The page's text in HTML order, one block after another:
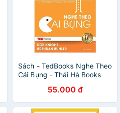
Sách - TedBooks Nghe Theo
Cái Bụng - Thái Hà Books
55.000 đ